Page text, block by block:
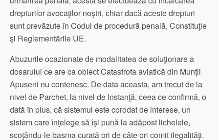
drepturilor avocaţilor noştri, chiar dacă aceste drepturi
sunt prevăzute în Codul de procedură penală, Constituţie
şi Reglementările UE.
Abuzurile ocazionate de modalitatea de soluţionare a
dosarului ce are ca obiect Catastrofa aviatică din Munții
Apuseni nu contenesc. De data aceasta, am trecut de la
nivel de Parchet, la nivel de Instanţă, ceea ce confirmă, o
dată în plus, că sistemul este corodat de interese, un
sistem care înţelege să îşi pună la adăpost lichelele,
scoţându-le basma curată ori de câte ori comit ilegalităţi.